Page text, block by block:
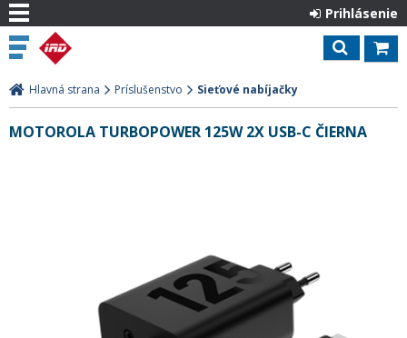
Prihlásenie
Hlavná strana Príslušenstvo Sieťové nabíjačky
MOTOROLA TURBOPOWER 125W 2X USB-C ČIERNA